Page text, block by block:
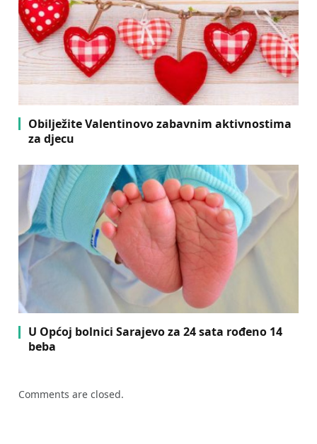
Obilježite Valentinovo zabavnim aktivnostima
za djecu
U Općoj bolnici Sarajevo za 24 sata rođeno 14
beba
Comments are closed.